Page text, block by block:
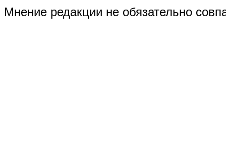
Мнение редакции не обязательно